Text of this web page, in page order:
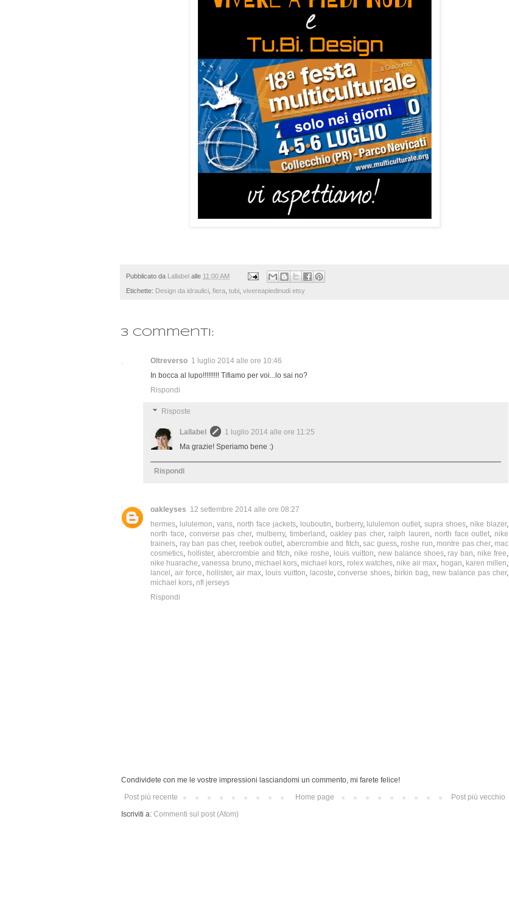
Pubblicato da Lallabel alle 11:00 AM
Etichette: Design da idraulici fiera tubi vivereapiedinudi etsy
3 commenti:
Oltreverso 1 luglio 2014 alle ore 10:46
In bocca al lupo!!!!!!!!! Tifiamo per voi...lo sai no?
Rispondi
Risposte
Lallabel
1 luglio 2014 alle ore 11:25
Ma grazie! Speriamo bene :)
Rispondi
oakleyses 12 settembre 2014 alle ore 08:27
hermes, lululemon, vans, north face jackets, louboutin, burberry, lululemon outlet,supra shoes, nike blazer,
north face, converse pas cher, mulberry, timberland , oakley pas cher, ralph lauren, north face outlet, nike
trainers, ray ban pas cher, reebok outlet, abercrombie and fitch,sac guess, roshe run, montre pas cher, mac
cosmetics, hollister, abercrombie and fitch, nike roshe, louis vuitton, new balance shoes, ray ban, nike free,
nike huarache,vanessa bruno, michael kors, michael kors, rolex watches, nike air max, hogan, karen millen,
lancel , air force, hollister, air max, louis vuitton, lacoste,converse shoes, birkin bag, new balance pas cher,
michael kors, nfl jerseys
Rispondi
Condividete con me le vostre impressioni lasciandomi un commento, mi farete felice!
Post più recente
Post più vecchio
Home page
Iscriviti a: Commenti sul post (Atom)